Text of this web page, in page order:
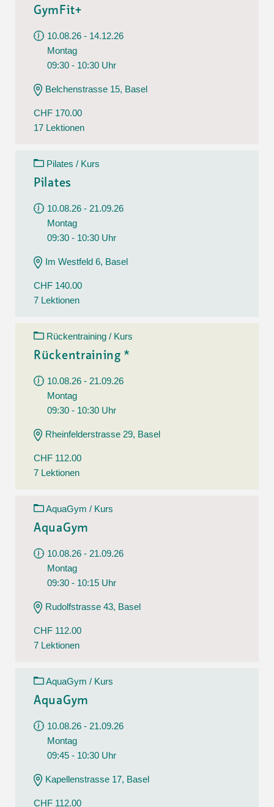
GymFit+
10.08.26 - 14.12.26
Montag
09:30 - 10:30 Uhr
Belchenstrasse 15, Basel
CHF 170.00
17 Lektionen
Pilates / Kurs
Pilates
10.08.26 - 21.09.26
Montag
09:30 - 10:30 Uhr
Im Westfeld 6, Basel
CHF 140.00
7 Lektionen
Rückentraining / Kurs
Rückentraining *
10.08.26 - 21.09.26
Montag
09:30 - 10:30 Uhr
Rheinfelderstrasse 29, Basel
CHF 112.00
7 Lektionen
AquaGym / Kurs
AquaGym
10.08.26 - 21.09.26
Montag
09:30 - 10:15 Uhr
Rudolfstrasse 43, Basel
CHF 112.00
7 Lektionen
AquaGym / Kurs
AquaGym
10.08.26 - 21.09.26
Montag
09:45 - 10:30 Uhr
Kapellenstrasse 17, Basel
CHF 112.00